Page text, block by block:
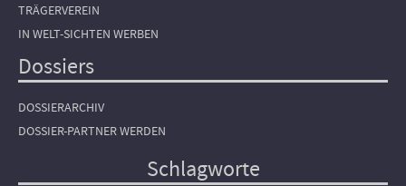
TRÄGERVEREIN
IN WELT-SICHTEN WERBEN
Dossiers
DOSSIERARCHIV
DOSSIER-PARTNER WERDEN
Schlagworte